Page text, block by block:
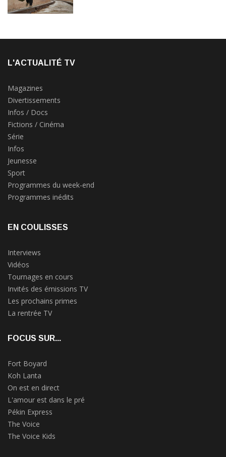
L'ACTUALITÉ TV
Magazines
Divertissements
Infos / Docs
Fictions / Cinéma
Série
Infos
Jeunesse
Sport
Programmes du week-end
Programmes inédits
EN COULISSES
Interviews
Vidéos
Tournages en cours
Invités des émissions TV
Les prochains primes
La rentrée TV
FOCUS SUR...
Fort Boyard
Koh Lanta
On est en direct
L'amour est dans le pré
Pékin Express
The Voice
The Voice Kids